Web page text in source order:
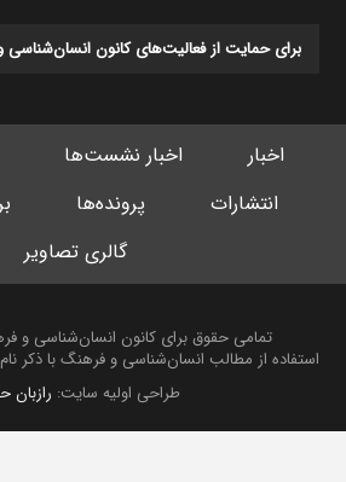
برای حمایت از فعالیت‌های کانون انسان‌شناسی
اخبار اخبار نشست‌ها
انتشارات
پرونده‌ها
گالری تصاویر
تمامی حقوق برای کانون انسان‌شناسی و
استفاده از مطالب انسان‌شناسی و فرهنگ با ذکر نام
طراحی اولیه سایت:رازبان